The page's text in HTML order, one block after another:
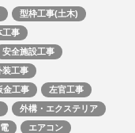
型枠工事(土木)
工事
安全施設工事
装工事
金工事
左官工事
外構・エクステリア
エアコン